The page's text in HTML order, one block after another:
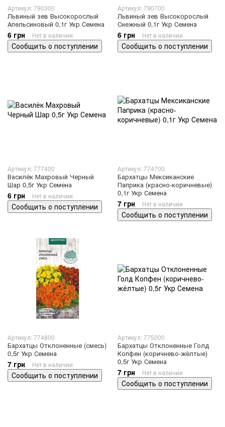
Артикул: 790300
Львиный зев Высокорослый
Апельсиновый 0,1г Укр Семена
6 грн Нет в наличии
Сообщить о поступлении
Артикул: 790700
Львиный зев Высокорослый
Снежный 0,1г Укр Семена
6 грн Нет в наличии
Сообщить о поступлении
Артикул: 777400
Василёк Махровый Черный
Шар 0,5г Укр Семена
6 грн Нет в наличии
Сообщить о поступлении
Артикул: 774700
Бархатцы Мексиканские
Паприка (красно-коричневые)
0,1г Укр Семена
7 грн Нет в наличии
Сообщить о поступлении
Артикул: 774800
Бархатцы Отклоненные (смесь)
0,5г Укр Семена
7 грн Нет в наличии
Сообщить о поступлении
Артикул: 775000
Бархатцы Отклоненные Голд
Копфен (коричнево-жёлтые)
0,5г Укр Семена
7 грн Нет в наличии
Сообщить о поступлении